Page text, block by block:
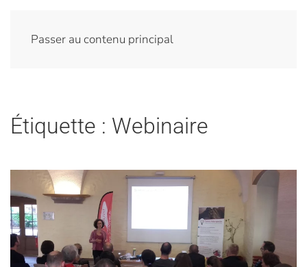
Passer au contenu principal
Étiquette : Webinaire